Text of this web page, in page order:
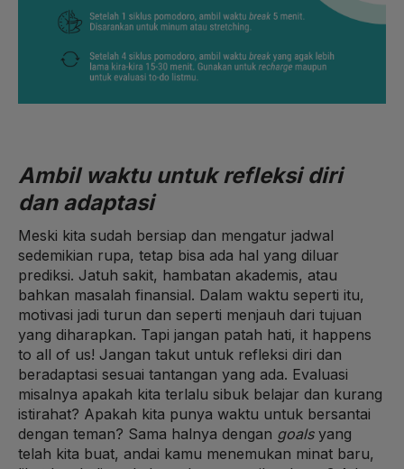
Ambil waktu untuk refleksi diri
dan adaptasi
Meski kita sudah bersiap dan mengatur jadwal
sedemikian rupa, tetap bisa ada hal yang diluar
prediksi. Jatuh sakit, hambatan akademis, atau
bahkan masalah finansial. Dalam waktu seperti itu,
motivasi jadi turun dan seperti menjauh dari tujuan
yang diharapkan. Tapi jangan patah hati, it happens
to all of us! Jangan takut untuk refleksi diri dan
beradaptasi sesuai tantangan yang ada. Evaluasi
misalnya apakah kita terlalu sibuk belajar dan kurang
istirahat? Apakah kita punya waktu untuk bersantai
dengan teman? Sama halnya dengan goalsyang
telah kita buat, andai kamu menemukan minat baru,